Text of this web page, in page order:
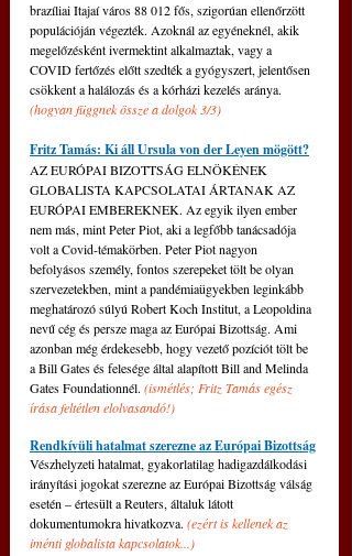
brazíliai Itajaí város 88 012 fős, szigorúan ellenőrzött
populációján végezték. Azoknál az egyéneknél, akik
megelőzésként ivermektint alkalmaztak, vagy a
COVID fertőzés előtt szedték a gyógyszert, jelentősen
csökkent a halálozás és a kórházi kezelés aránya.
(hogyan függnek össze a dolgok 3/3)
Fritz Tamás: Ki áll Ursula von der Leyen mögött?
AZ EURÓPAI BIZOTTSÁG ELNÖKÉNEK
GLOBALISTA KAPCSOLATAI ÁRTANAK AZ
EURÓPAI EMBEREKNEK. Az egyik ilyen ember
nem más, mint Peter Piot, aki a legfőbb tanácsadója
volt a Covid-témakörben. Peter Piot nagyon
befolyásos személy, fontos szerepeket tölt be olyan
szervezetekben, mint a pandémiaügyekben leginkább
meghatározó súlyú Robert Koch Institut, a Leopoldina
nevű cég és persze maga az Európai Bizottság. Ami
azonban még érdekesebb, hogy vezető ­pozíciót tölt be
a Bill Gates és felesége által alapított Bill and Melinda
Gates Foundationnél. (ismétlés; Fritz Tamás egész
írása feltétlen elolvasandó!)
Rendkívüli hatalmat szerezne az Európai Bizottság
Vészhelyzeti hatalmat, gyakorlatilag hadigazdálkodási
irányítási jogokat szerezne az Európai Bizottság válság
esetén – értesült a Reuters, általuk látott
dokumentumokra hivatkozva. (ezért is kellenek az
iménti globalista kapcsolatok...)